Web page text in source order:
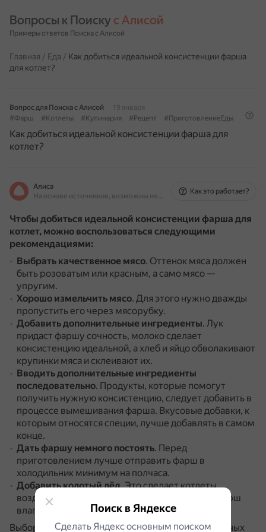
Вопросы к Поиску с Алисой
Примеры ответов Поиска с Алисой
Главная / Еда / Как добиться идеальной консистенции фарша
для котлет?
Вопрос для Поиска с Алисой
19 января
#Фарш
#Котлеты #Кулинария #Рецепт #ПриготовлениеЕды
Как добиться идеальной консистенции фарша для
котлет?
Алиса
На основе источников, возможны неточности
Как это работает?
Чтобы добиться идеальной консистенции фарша для
котлет, можно воспользоваться следующими
рекомендациями:
Выбрать качественное мясо. Оттенок мяса должен
быть розоватым или красным, а само мясо —
упругим.
Хорошо измельчить мясо. Для этого нужно дважды
пропустить его через мясорубку.
Добавить дополнительные ингредиенты. Лук
придаст фаршу сочность, молоко сделает
консистенцию идеальной, а хлеб и яйцо обволакивают
крупинки мяса и склеивают их.
Вводить дополнительные ингредиенты
последовательно. Продукты, которые помогут
получить нужную консистенцию, следует добавить в
процессе вымешивания фарша. Вкусовые добавки, к
которым относятся специи, лучше добавлять в самом
конце.
Дать фаршу немного постоять. Перед
приготовлением лучше отправить фарш в
холодильник минимум на полчаса.
Добавить колотый лёд.Это сделает котлеты
воздушнее и сочнее: лёд растает, пропитает фарш
влагой и оставит небольшие пустоты внутри.
Выбор ингредиентов и пропорций зависит от личных
Поиск в Яндексе
Сделать Яндекс основным поиском